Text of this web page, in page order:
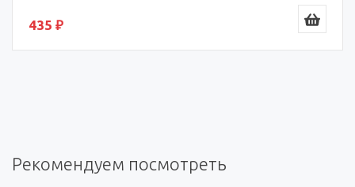
435 ₽
Рекомендуем посмотреть